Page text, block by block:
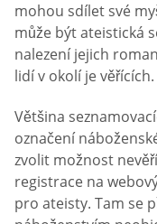
mohou sdílet své
může být ateistická
nalezení jejich
lidí v okolí je věřících.
Většina
označení
zvolit možnost
registrace na
pro ateisty. Tam se